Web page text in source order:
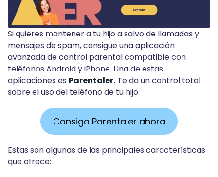
Si quieres mantener a tu hijo a salvo de llamadas y
mensajes de spam, consigue una aplicación
avanzada de control parental compatible con
teléfonos Android y iPhone. Una de estas
aplicaciones es Parentaler. Te da un control total
sobre el uso del teléfono de tu hijo.
Consiga Parentaler ahora
Estas son algunas de las principales características
que ofrece: